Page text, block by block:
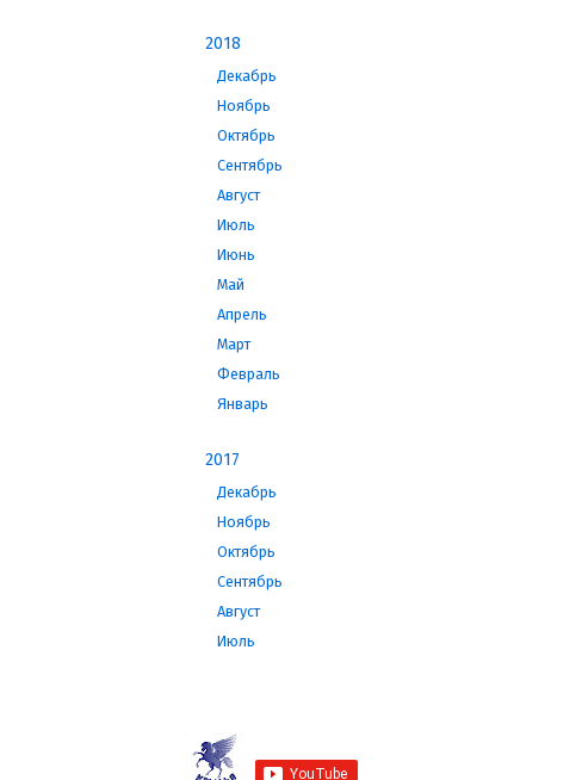
2018
Декабрь
Ноябрь
Октябрь
Сентябрь
Август
Июль
Июнь
Май
Апрель
Март
Февраль
Январь
2017
Декабрь
Ноябрь
Октябрь
Сентябрь
Август
Июль